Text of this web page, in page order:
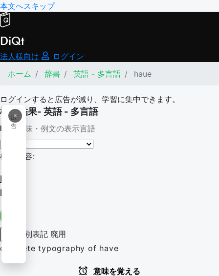
本文へスキップ
DiQt
法人様向け
ログイン
ホーム
辞書 英語 - 多言語 haue
ログインすると広告が減り、学習に集中できます。
×
広
告
検索結果- 英語 - 多言語
意味・例文の表示言語
検索内容:
haue
haue
別表記 廃用
obsolete typography of have
意味を覚える